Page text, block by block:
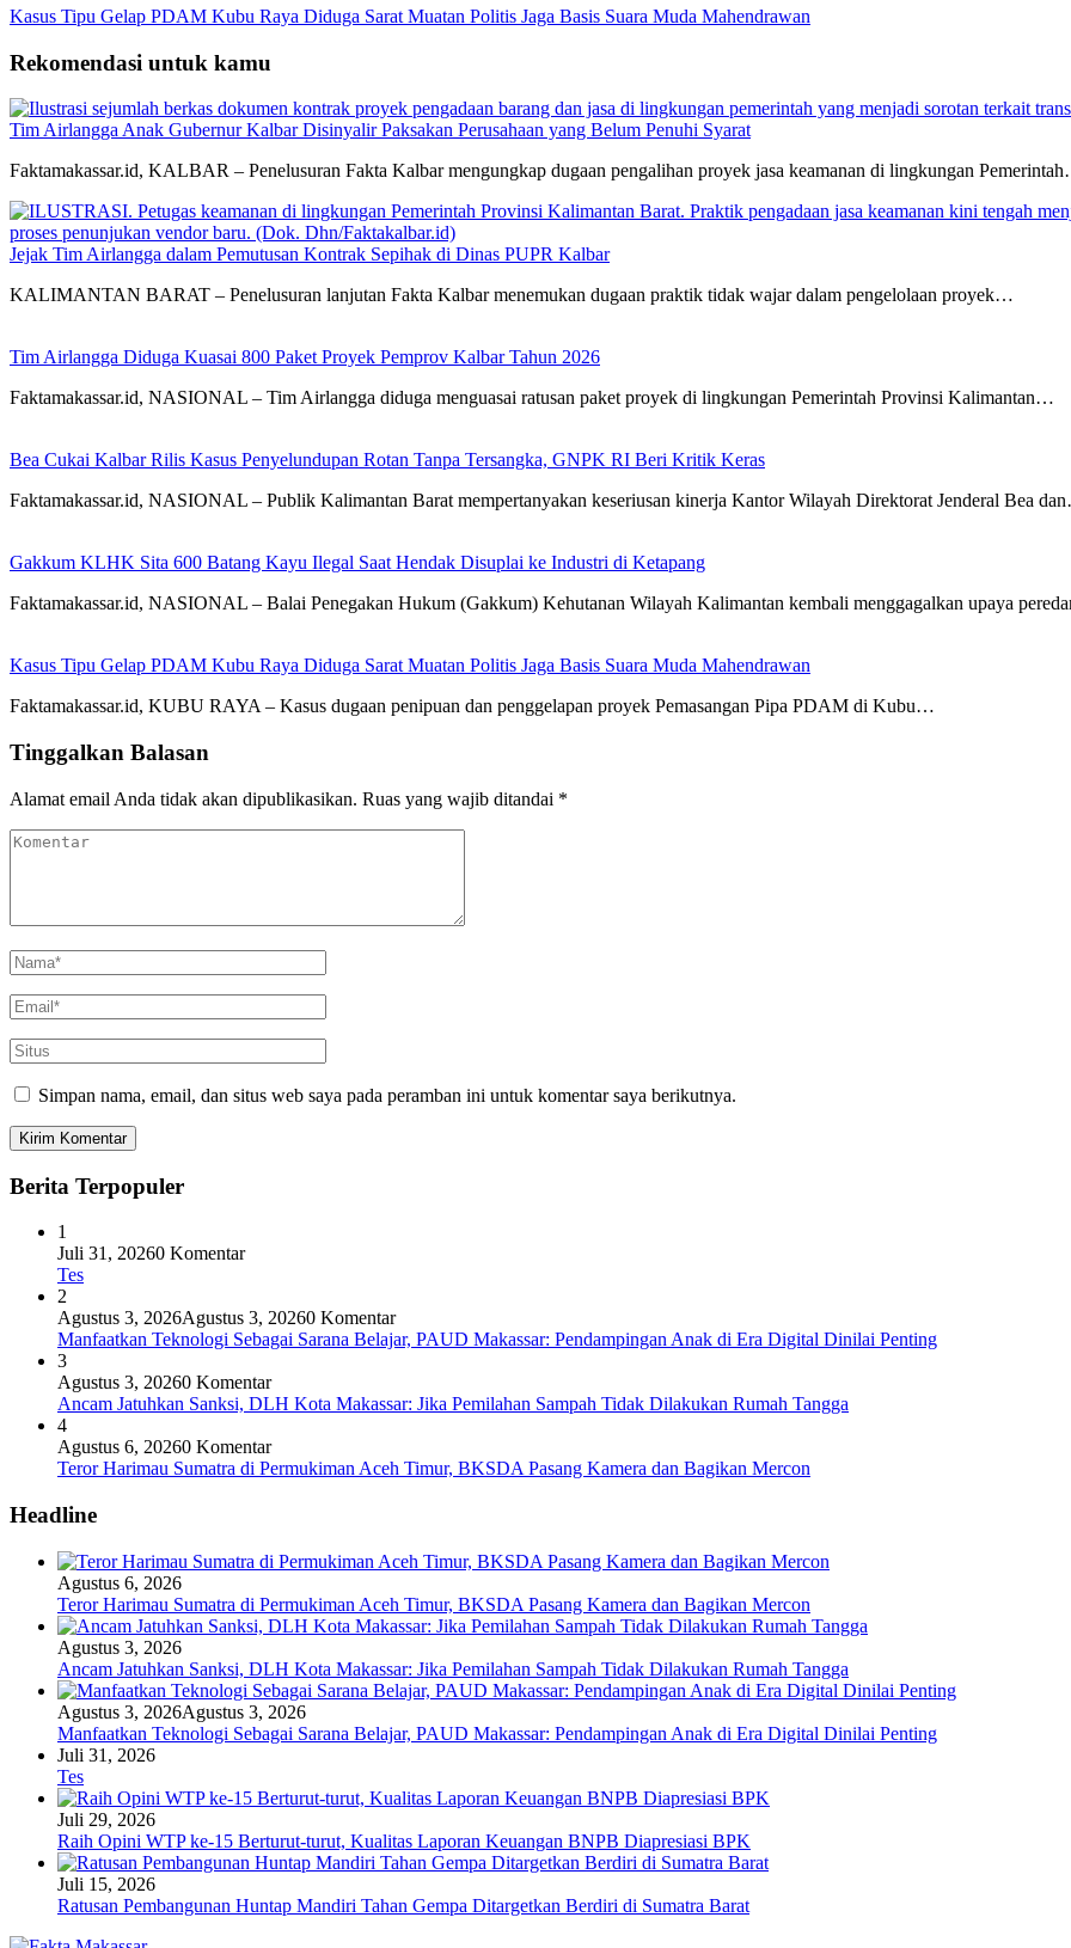
Kasus Tipu Gelap PDAM Kubu Raya Diduga Sarat Muatan Politis Jaga Basis Suara Muda Mahendrawan
Rekomendasi untuk kamu
Tim Airlangga Anak Gubernur Kalbar Disinyalir Paksakan Perusahaan yang Belum Penuhi Syarat
Faktamakassar.id, KALBAR – Penelusuran Fakta Kalbar mengungkap dugaan pengalihan proyek jasa keamanan di lingkungan
Jejak Tim Airlangga dalam Pemutusan Kontrak Sepihak di Dinas PUPR Kalbar
KALIMANTAN BARAT – Penelusuran lanjutan Fakta Kalbar menemukan dugaan praktik tidak wajar dalam pengelolaan proyek…
Tim Airlangga Diduga Kuasai 800 Paket Proyek Pemprov Kalbar Tahun 2026
Faktamakassar.id, NASIONAL – Tim Airlangga diduga menguasai ratusan paket proyek di lingkungan Pemerintah Provinsi Kalimantan…
Bea Cukai Kalbar Rilis Kasus Penyelundupan Rotan Tanpa Tersangka, GNPK RI Beri Kritik Keras
Faktamakassar.id, NASIONAL – Publik Kalimantan Barat mempertanyakan keseriusan kinerja Kantor Wilayah Direktorat Jenderal Bea
Gakkum KLHK Sita 600 Batang Kayu Ilegal Saat Hendak Disuplai ke Industri di Ketapang
Faktamakassar.id, NASIONAL – Balai Penegakan Hukum (Gakkum) Kehutanan Wilayah Kalimantan kembali menggagalkan upaya
Kasus Tipu Gelap PDAM Kubu Raya Diduga Sarat Muatan Politis Jaga Basis Suara Muda Mahendrawan
Faktamakassar.id, KUBU RAYA – Kasus dugaan penipuan dan penggelapan proyek Pemasangan Pipa PDAM di Kubu…
Tinggalkan Balasan
Alamat email Anda tidak akan dipublikasikan. Ruas yang wajib ditandai *
Simpan nama, email, dan situs web saya pada peramban ini untuk komentar saya berikutnya.
Berita Terpopuler
1
Juli 31, 20260 Komentar
Tes
2
Agustus 3, 2026Agustus 3, 20260 Komentar
Manfaatkan Teknologi Sebagai Sarana Belajar, PAUD Makassar: Pendampingan Anak di Era Digital Dinilai Penting
3
Agustus 3, 20260 Komentar
Ancam Jatuhkan Sanksi, DLH Kota Makassar: Jika Pemilahan Sampah Tidak Dilakukan Rumah Tangga
4
Agustus 6, 20260 Komentar
Teror Harimau Sumatra di Permukiman Aceh Timur, BKSDA Pasang Kamera dan Bagikan Mercon
Headline
Agustus 6, 2026
Teror Harimau Sumatra di Permukiman Aceh Timur, BKSDA Pasang Kamera dan Bagikan Mercon
Agustus 3, 2026
Ancam Jatuhkan Sanksi, DLH Kota Makassar: Jika Pemilahan Sampah Tidak Dilakukan Rumah Tangga
Agustus 3, 2026Agustus 3, 2026
Manfaatkan Teknologi Sebagai Sarana Belajar, PAUD Makassar: Pendampingan Anak di Era Digital Dinilai Penting
Juli 31, 2026
Tes
Juli 29, 2026
Raih Opini WTP ke-15 Berturut-turut, Kualitas Laporan Keuangan BNPB Diapresiasi BPK
Juli 15, 2026
Ratusan Pembangunan Huntap Mandiri Tahan Gempa Ditargetkan Berdiri di Sumatra Barat